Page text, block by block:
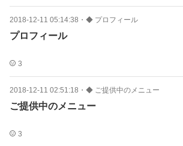
2018-12-11 05:14:38 ・ ◆ プロフィール
プロフィール
3
2018-12-11 02:51:18 ・ ◆ ご提供中のメニュー
ご提供中のメニュー
3